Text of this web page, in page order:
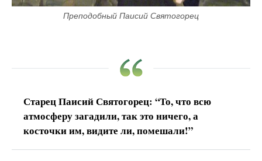
Преподобный Паисий Святогорец
Старец Паисий Святогорец: “То, что всю
атмосферу загадили, так это ничего, а
косточки им, видите ли, помешали!”